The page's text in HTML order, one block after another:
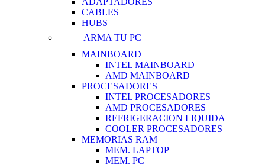
CABLES
HUBS
ARMA TU PC
MAINBOARD
INTEL MAINBOARD
AMD MAINBOARD
PROCESADORES
INTEL PROCESADORES
AMD PROCESADORES
REFRIGERACION LIQUIDA
COOLER PROCESADORES
MEMORIAS RAM
MEM. LAPTOP
MEM. PC